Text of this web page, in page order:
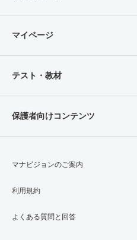
マイページ
テスト・教材
保護者向けコンテンツ
マナビジョンのご案内
利用規約
よくある質問と回答